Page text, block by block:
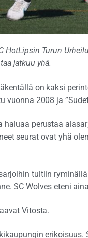
HotLipsin Turun
jatkuu yhä.
on kaksi
vuonna 2008 ja
haluaa perustaa
seurat ovat yhä
tultiin
SC Wolves eteni
Vitosta.